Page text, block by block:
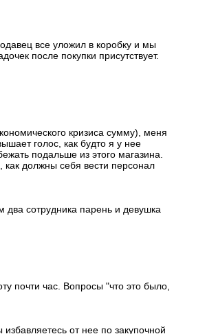
все уложил в коробку и мы
после покупки присутствует.
кризиса сумму), меня
голос, как будто я у нее
подальше из этого магазина.
должны себя вести персонал
два сотрудника парень и девушка
почти час. Вопросы "что это было,
от нее по закупочной